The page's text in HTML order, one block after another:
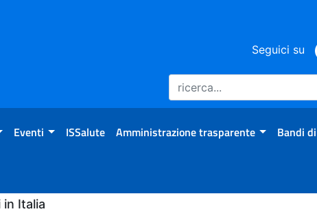
Seguici su
Eventi ISSalute Amministrazione trasparente Bandi
Italia